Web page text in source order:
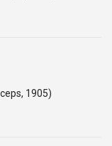
1905)